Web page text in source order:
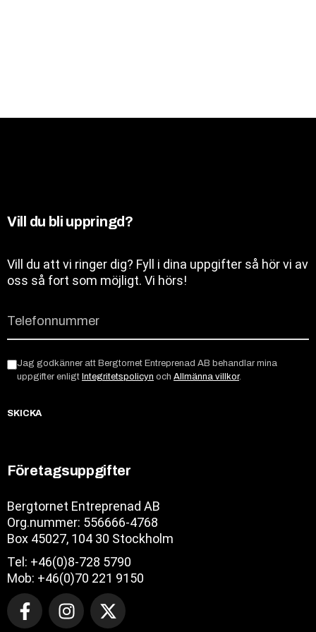
Vill du bli uppringd?
Vill du att vi ringer dig? Fyll i dina uppgifter så hör vi av
oss så fort som möjligt. Vi hörs!
Jag godkänner att Bergtornet Entreprenad AB behandlar mina
uppgifter enligt Integritetspolicyn och Allmänna villkor.
SKICKA
Företagsuppgifter
Bergtornet Entreprenad AB
Org.nummer: 556666-4768
Box 45027, 104 30 Stockholm
Tel: +46(0)8-728 5790
Mob: +46(0)70 221 9150